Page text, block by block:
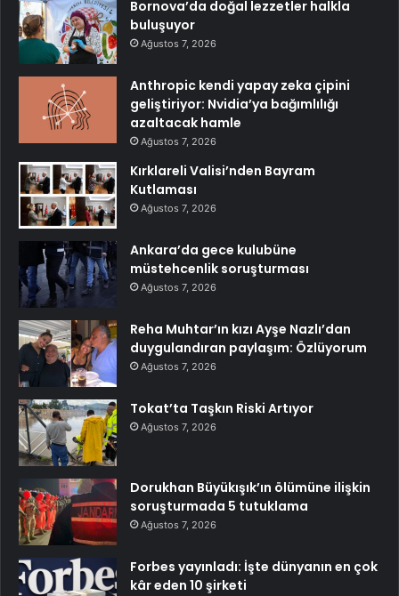
Bornova’da doğal lezzetler halkla
buluşuyor
Ağustos 7, 2026
Anthropic kendi yapay zeka çipini
geliştiriyor: Nvidia’ya bağımlılığı
azaltacak hamle
Ağustos 7, 2026
Kırklareli Valisi’nden Bayram
Kutlaması
Ağustos 7, 2026
Ankara’da gece kulubüne
müstehcenlik soruşturması
Ağustos 7, 2026
Reha Muhtar’ın kızı Ayşe Nazlı’dan
duygulandıran paylaşım: Özlüyorum
Ağustos 7, 2026
Tokat’ta Taşkın Riski Artıyor
Ağustos 7, 2026
Dorukhan Büyükışık’ın ölümüne ilişkin
soruşturmada 5 tutuklama
Ağustos 7, 2026
Forbes yayınladı: İşte dünyanın en çok
kâr eden 10 şirketi